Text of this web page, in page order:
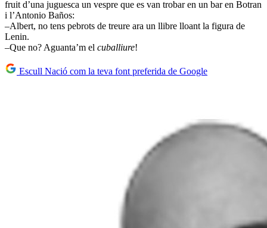
fruit d’una juguesca un vespre que es van trobar en un bar en Botran
i l’Antonio Baños:
–Albert, no tens pebrots de treure ara un llibre lloant la figura de
Lenin.
–Que no? Aguanta’m el cuballiure!
Escull Nació com la teva font preferida de Google